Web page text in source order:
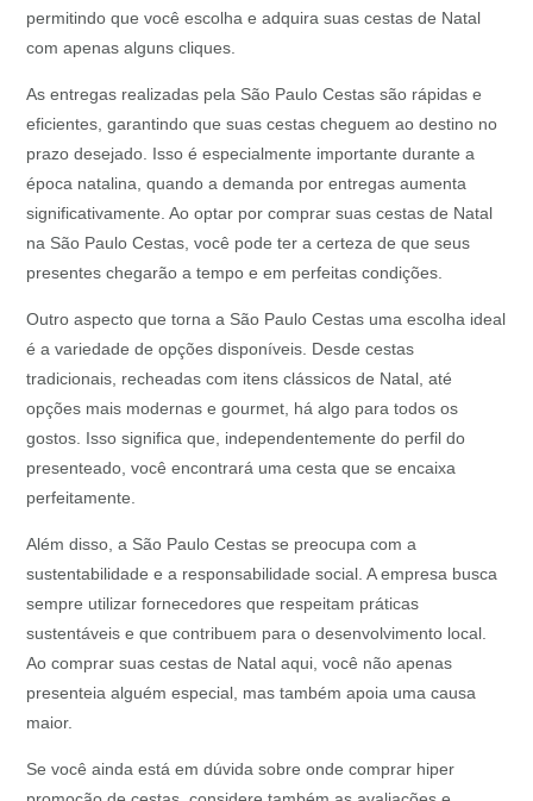
permitindo que você escolha e adquira suas cestas de Natal
com apenas alguns cliques.
As entregas realizadas pela São Paulo Cestas são rápidas e
eficientes, garantindo que suas cestas cheguem ao destino no
prazo desejado. Isso é especialmente importante durante a
época natalina, quando a demanda por entregas aumenta
significativamente. Ao optar por comprar suas cestas de Natal
na São Paulo Cestas, você pode ter a certeza de que seus
presentes chegarão a tempo e em perfeitas condições.
Outro aspecto que torna a São Paulo Cestas uma escolha ideal
é a variedade de opções disponíveis. Desde cestas
tradicionais, recheadas com itens clássicos de Natal, até
opções mais modernas e gourmet, há algo para todos os
gostos. Isso significa que, independentemente do perfil do
presenteado, você encontrará uma cesta que se encaixa
perfeitamente.
Além disso, a São Paulo Cestas se preocupa com a
sustentabilidade e a responsabilidade social. A empresa busca
sempre utilizar fornecedores que respeitam práticas
sustentáveis e que contribuem para o desenvolvimento local.
Ao comprar suas cestas de Natal aqui, você não apenas
presenteia alguém especial, mas também apoia uma causa
maior.
Se você ainda está em dúvida sobre onde comprar hiper